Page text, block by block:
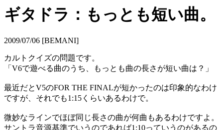
ギタドラ：もっとも短い曲。
2009/07/06 [BEMANI]
カルトクイズの問題です。
「V6で遊べる曲のうち、もっとも曲の長さが短い曲は？」
最近だとV5のFOR THE FINALが短かったのは印象的なわけ
ですが、それでも1:15くらいあるわけで。
微妙なラインでほぼ同じ長さの曲が何曲もあるわけですよ。
サントラ音源基準でいうのであれば1:10っていうのがあるの